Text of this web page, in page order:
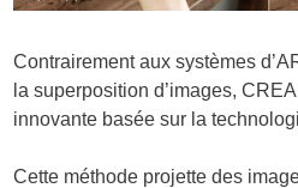
Contrairement aux systèmes
la superposition d’images,
innovante basée sur la
Cette méthode projette des